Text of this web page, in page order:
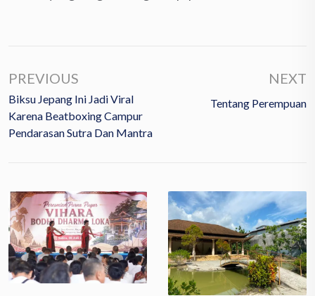
PREVIOUS
Biksu Jepang Ini Jadi Viral
Karena Beatboxing Campur
Pendarasan Sutra Dan Mantra
NEXT
Tentang Perempuan